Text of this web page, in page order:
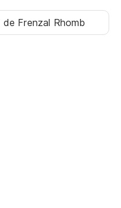
de Frenzal Rhomb